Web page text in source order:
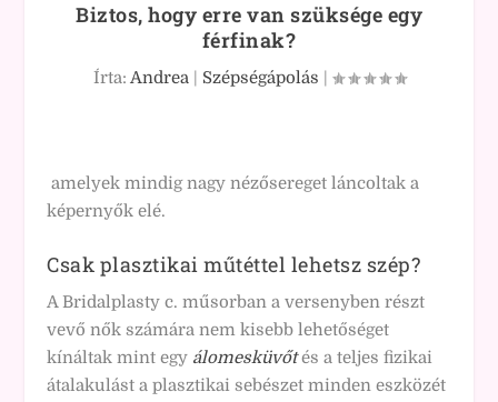
Biztos, hogy erre van szüksége egy
férfinak?
Írta: Andrea| Szépségápolás |
amelyek mindig nagy nézősereget láncoltak a
képernyők elé.
Csak plasztikai műtéttel lehetsz szép?
A Bridalplasty c. műsorban a versenyben részt
vevő nők számára nem kisebb lehetőséget
kínáltak mint egy álomesküvőtés a teljes fizikai
átalakulást a plasztikai sebészet minden eszközét